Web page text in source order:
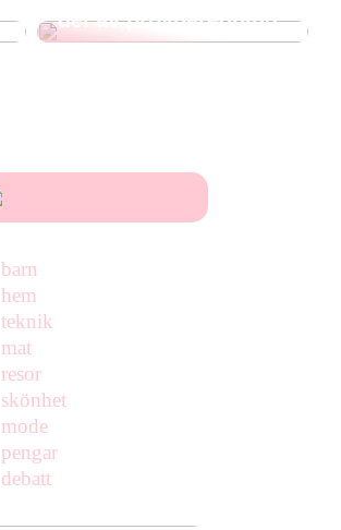
del av provberedning
barn
hem
teknik
mat
resor
skönhet
mode
pengar
debatt